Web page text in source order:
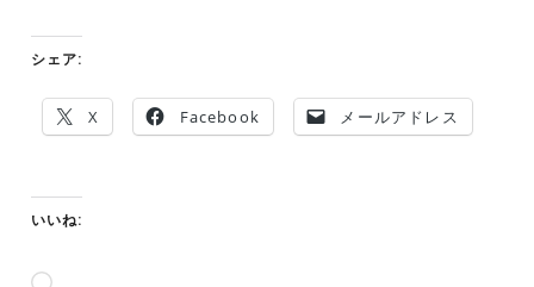
シェア:
X Facebook メールアドレス
いいね:
読